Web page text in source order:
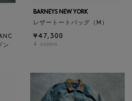
ン
BARNEYS NEW YORK
レザートートバッグ（M）
¥47,300
4 colors